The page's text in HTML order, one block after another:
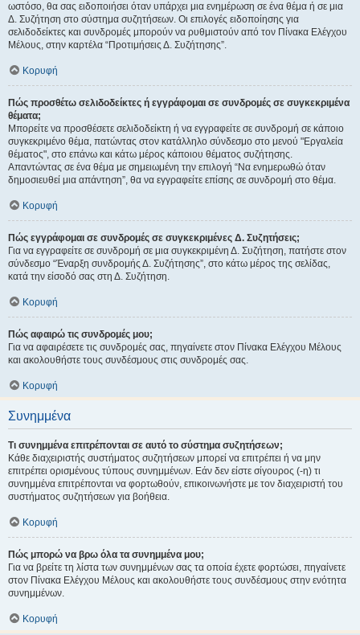
ωστόσο, θα σας ειδοποιήσει όταν υπάρχει μια ενημέρωση σε ένα θέμα ή σε μια
Δ. Συζήτηση στο σύστημα συζητήσεων. Οι επιλογές ειδοποίησης για
σελιδοδείκτες και συνδρομές μπορούν να ρυθμιστούν από τον Πίνακα Ελέγχου
Μέλους, στην καρτέλα “Προτιμήσεις Δ. Συζήτησης”.
Κορυφή
Πώς προσθέτω σελιδοδείκτες ή εγγράφομαι σε συνδρομές σε συγκεκριμένα
θέματα;
Μπορείτε να προσθέσετε σελιδοδείκτη ή να εγγραφείτε σε συνδρομή σε κάποιο
συγκεκριμένο θέμα, πατώντας στον κατάλληλο σύνδεσμο στο μενού "Εργαλεία
θέματος", στο επάνω και κάτω μέρος κάποιου θέματος συζήτησης.
Απαντώντας σε ένα θέμα με σημειωμένη την επιλογή “Να ενημερωθώ όταν
δημοσιευθεί μια απάντηση”, θα να εγγραφείτε επίσης σε συνδρομή στο θέμα.
Κορυφή
Πώς εγγράφομαι σε συνδρομές σε συγκεκριμένες Δ. Συζητήσεις;
Για να εγγραφείτε σε συνδρομή σε μια συγκεκριμένη Δ. Συζήτηση, πατήστε στον
σύνδεσμο “Έναρξη συνδρομής Δ. Συζήτησης”, στο κάτω μέρος της σελίδας,
κατά την είσοδό σας στη Δ. Συζήτηση.
Κορυφή
Πώς αφαιρώ τις συνδρομές μου;
Για να αφαιρέσετε τις συνδρομές σας, πηγαίνετε στον Πίνακα Ελέγχου Μέλους
και ακολουθήστε τους συνδέσμους στις συνδρομές σας.
Κορυφή
Συνημμένα
Τι συνημμένα επιτρέπονται σε αυτό το σύστημα συζητήσεων;
Κάθε διαχειριστής συστήματος συζητήσεων μπορεί να επιτρέπει ή να μην
επιτρέπει ορισμένους τύπους συνημμένων. Εάν δεν είστε σίγουρος (-η) τι
συνημμένα επιτρέπονται να φορτωθούν, επικοινωνήστε με τον διαχειριστή του
συστήματος συζητήσεων για βοήθεια.
Κορυφή
Πώς μπορώ να βρω όλα τα συνημμένα μου;
Για να βρείτε τη λίστα των συνημμένων σας τα οποία έχετε φορτώσει, πηγαίνετε
στον Πίνακα Ελέγχου Μέλους και ακολουθήστε τους συνδέσμους στην ενότητα
συνημμένων.
Κορυφή